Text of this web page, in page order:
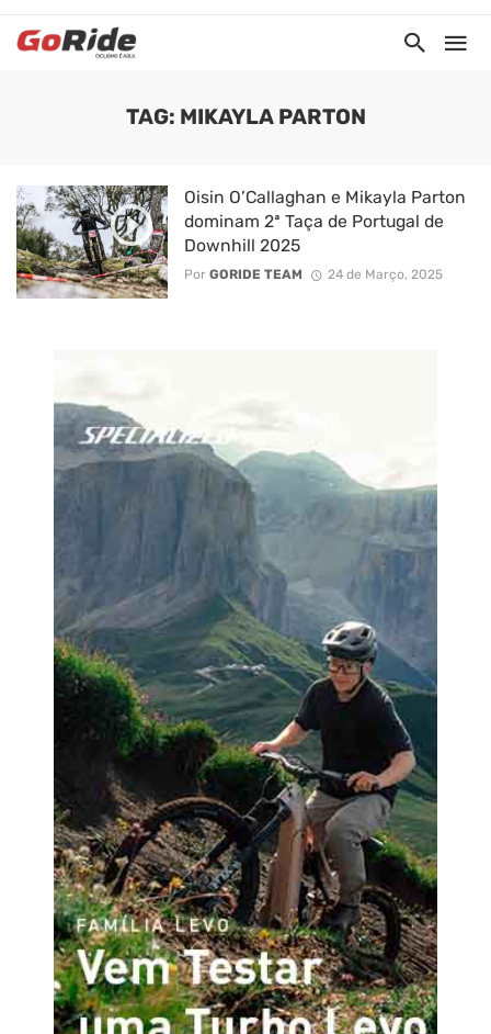
TAG: MIKAYLA PARTON
Oisin O’Callaghan e Mikayla Parton
dominam 2ª Taça de Portugal de
Downhill 2025
Por GORIDE TEAM 24 de Março, 2025